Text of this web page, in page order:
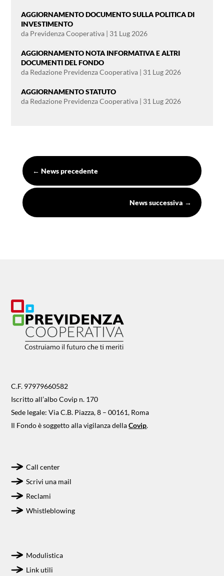
AGGIORNAMENTO DOCUMENTO SULLA POLITICA DI
INVESTIMENTO
da Previdenza Cooperativa | 31 Lug 2026
AGGIORNAMENTO NOTA INFORMATIVA E ALTRI
DOCUMENTI DEL FONDO
da Redazione Previdenza Cooperativa | 31 Lug 2026
AGGIORNAMENTO STATUTO
da Redazione Previdenza Cooperativa | 31 Lug 2026
← News precedente
News successiva →
C.F. 97979660582
Iscritto all’albo Covip n. 170
Sede legale: Via C.B. Piazza, 8 – 00161, Roma
Il Fondo è soggetto alla vigilanza dellaCovip.
Call center
Scrivi una mail
Reclami
Whistleblowing
Modulistica
Link utili